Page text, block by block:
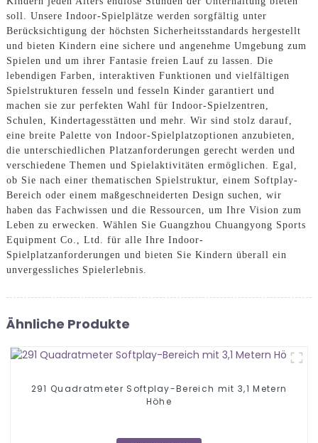
soll. Unsere Indoor-Spielplätze werden sorgfältig unter
Berücksichtigung der höchsten Sicherheitsstandards hergestellt
und bieten Kindern eine sichere und angenehme Umgebung zum
Spielen und um ihrer Fantasie freien Lauf zu lassen. Die
lebendigen Farben, interaktiven Funktionen und vielfältigen
Spielstrukturen fesseln und fesseln Kinder garantiert und
machen sie zur perfekten Wahl für Indoor-Spielzentren,
Schulen, Kindertagesstätten und mehr. Wir sind stolz darauf,
eine breite Palette von Indoor-Spielplatzoptionen anzubieten,
die unterschiedlichen Platzanforderungen gerecht werden und
verschiedene Themen und Spielaktivitäten ermöglichen. Egal,
ob Sie nach einer thematischen Spielstruktur, einem Softplay-
Bereich oder einem maßgeschneiderten Design suchen, wir
haben das Fachwissen und die Ressourcen, um Ihre Vision zum
Leben zu erwecken. Wählen Sie Guangzhou Chuangyong Sports
Equipment Co., Ltd. für alle Ihre Indoor-
Spielplatzanforderungen und bieten Sie Kindern überall ein
unvergessliches Spielerlebnis.
Ähnliche Produkte
291 Quadratmeter Softplay-Bereich mit 3,1 Metern
Höhe